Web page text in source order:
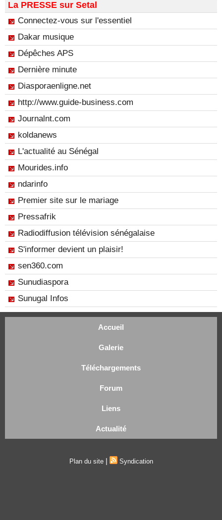
La PRESSE sur Setal
Connectez-vous sur l'essentiel
Dakar musique
Dépêches APS
Dernière minute
Diasporaenligne.net
http://www.guide-business.com
Journalnt.com
koldanews
L'actualité au Sénégal
Mourides.info
ndarinfo
Premier site sur le mariage
Pressafrik
Radiodiffusion télévision sénégalaise
S'informer devient un plaisir!
sen360.com
Sunudiaspora
Sunugal Infos
Accueil
Galerie
Téléchargements
Forum
Liens
Actualité
Plan du site | Syndication